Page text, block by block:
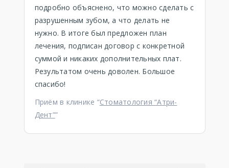
подробно объяснено, что можно сделать с
разрушенным зубом, а что делать не
нужно. В итоге был предложен план
лечения, подписан договор с конкретной
суммой и никаких дополнительных плат.
Результатом очень доволен. Большое
спасибо!
Приём в клинике “Стоматология “Атри-
Дент””